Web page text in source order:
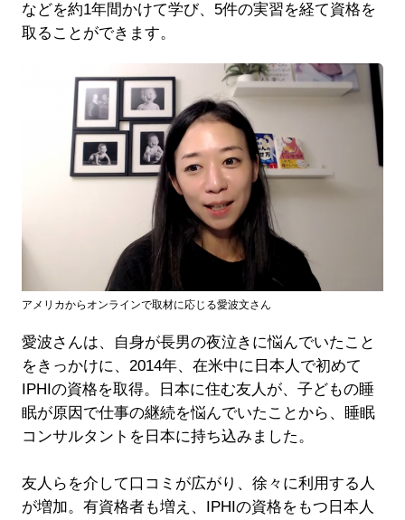
などを約1年間かけて学び、5件の実習を経て資格を
取ることができます。
アメリカからオンラインで取材に応じる愛波文さん
愛波さんは、自身が長男の夜泣きに悩んでいたこと
をきっかけに、2014年、在米中に日本人で初めて
IPHIの資格を取得。日本に住む友人が、子どもの睡
眠が原因で仕事の継続を悩んでいたことから、睡眠
コンサルタントを日本に持ち込みました。
友人らを介して口コミが広がり、徐々に利用する人
が増加。有資格者も増え、IPHIの資格をもつ日本人